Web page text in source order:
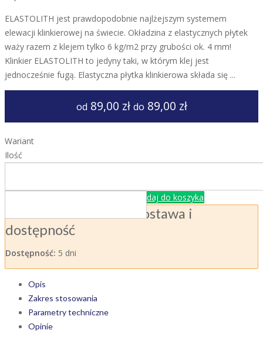
ELASTOLITH jest prawdopodobnie najlżejszym systemem
elewacji klinkierowej na świecie. Okładzina z elastycznych płytek
waży razem z klejem tylko 6 kg/m2 przy grubości ok. 4 mm!
Klinkier ELASTOLITH to jedyny taki, w którym klej jest
jednocześnie fugą. Elastyczna płytka klinkierowa składa się ...
od 89,00 zł do 89,00 zł
Wariant
Ilość
Dodaj do koszyka
Dostawa i
dostępność
Dostępność: 5 dni
Opis
Zakres stosowania
Parametry techniczne
Opinie